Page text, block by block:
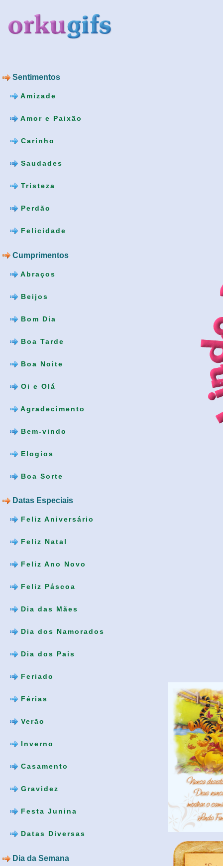
Sentimentos
Amizade
Amor e Paixão
Carinho
Saudades
Tristeza
Perdão
Felicidade
Cumprimentos
Abraços
Beijos
Bom Dia
Boa Tarde
Boa Noite
Oi e Olá
Agradecimento
Bem-vindo
Elogios
Boa Sorte
Datas Especiais
Feliz Aniversário
Feliz Natal
Feliz Ano Novo
Feliz Páscoa
Dia das Mães
Dia dos Namorados
Dia dos Pais
Feriado
Férias
Verão
Inverno
Casamento
Gravidez
Festa Junina
Datas Diversas
Dia da Semana